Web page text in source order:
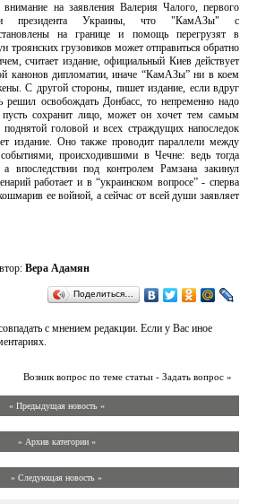
на заявления Валерия Чалого, первого
президента Украины, что "КамАЗы" с
на границе и помощь перегрузят в
троянских грузовиков может отправиться обратно
считает издание, официальный Киев действует
канонов дипломатии, иначе “КамАЗы” ни в коем
С другой стороны, пишет издание, если вдруг
решил освобождать Донбасс, то непременно надо
сохранит лицо, может он хочет тем самым
головой и всех страждущих напоследок
издание. Оно также проводит параллели между
происходившими в Чечне: ведь тогда
впоследствии под контролем Рамзана закинул
работает и в “украинском вопросе” - сперва
ее войной, а сейчас от всей души заявляет
Вера Адамян
Поделиться…
с мнением редакции. Если у Вас иное
Возник вопрос по теме статьи - Задать вопрос »
« Предыдущая новость «
» Архив категории «
» Следующая новость »